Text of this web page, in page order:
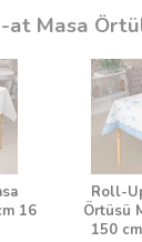
at Masa
16
Roll-
Örtüsü
150